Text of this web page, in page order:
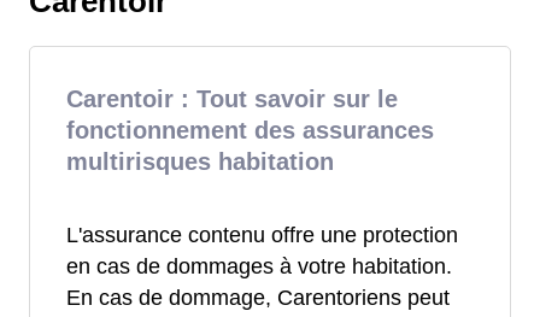
Carentoir : Tout savoir sur le
fonctionnement des assurances
multirisques habitation
L'assurance contenu offre une protection
en cas de dommages à votre habitation.
En cas de dommage, Carentoriens peut